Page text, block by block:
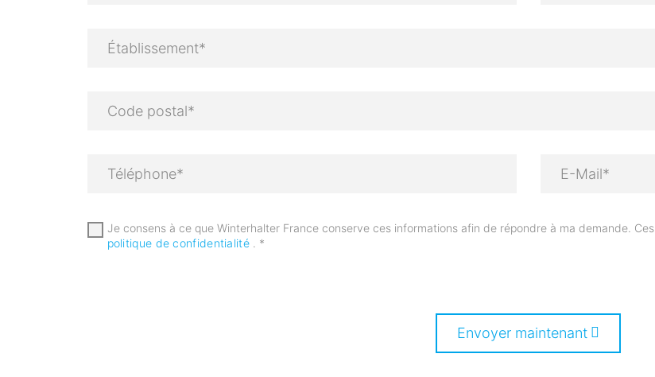
Je consens à ce que Winterhalter France conserve ces informations afin de répondre à ma demande.
politique de confidentialité. *
Envoyer maintenant